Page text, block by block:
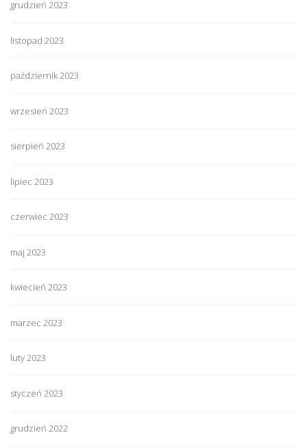
grudzień 2023
listopad 2023
październik 2023
wrzesień 2023
sierpień 2023
lipiec 2023
czerwiec 2023
maj 2023
kwiecień 2023
marzec 2023
luty 2023
styczeń 2023
grudzień 2022